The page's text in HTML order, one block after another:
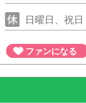
日曜日、祝日
ファンになる